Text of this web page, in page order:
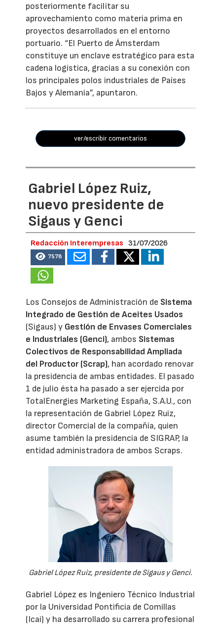
posteriormente facilitar su
aprovechamiento como materia prima en
proyectos desarrollados en el entorno
portuario. “El Puerto de Ámsterdam
constituye un enclave estratégico para esta
cadena logística, gracias a su conexión con
los principales polos industriales de Países
Bajos y Alemania”, apuntaron.
ver/escribir comentarios
Gabriel López Ruiz,
nuevo presidente de
Sigaus y Genci
Redacción Interempresas 31/07/2026
7578
Los Consejos de Administración de Sistema
Integrado de Gestión de Aceites Usados
(Sigaus) y Gestión de Envases Comerciales
e Industriales (Genci), ambos Sistemas
Colectivos de Responsabilidad Ampliada
del Productor (Scrap), han acordado renovar
la presidencia de ambas entidades. El pasado
1 de julio ésta ha pasado a ser ejercida por
TotalEnergies Marketing España, S.A.U., con
la representación de Gabriel López Ruiz,
director Comercial de la compañía, quien
asume también la presidencia de SIGRAP, la
entidad administradora de ambos Scraps.
Gabriel López Ruiz, presidente de Sigaus y Genci.
Gabriel López es Ingeniero Técnico Industrial
por la Universidad Pontificia de Comillas
(Icai) y ha desarrollado su carrera profesional